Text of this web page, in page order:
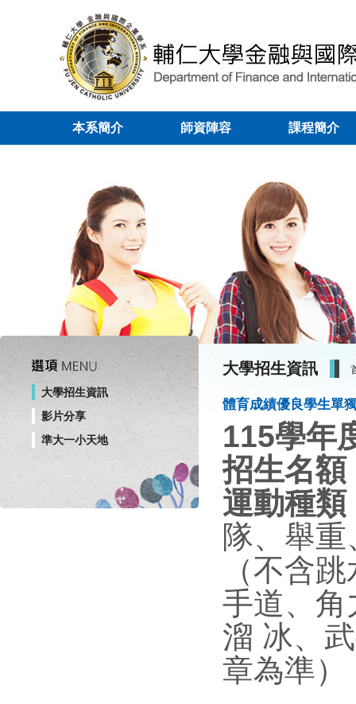
本系簡介 師資陣容 課程簡介
大學招生資訊
影片分享
準大一小天地
大學招生資訊
體育成績優良學生單
115學年
招生名額
運動種類
隊、舉
（不含
手道、角
溜 冰、
章為準）